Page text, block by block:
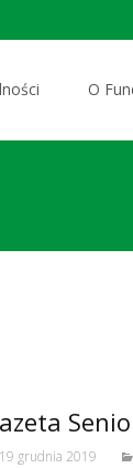
O
19 grudnia 2019